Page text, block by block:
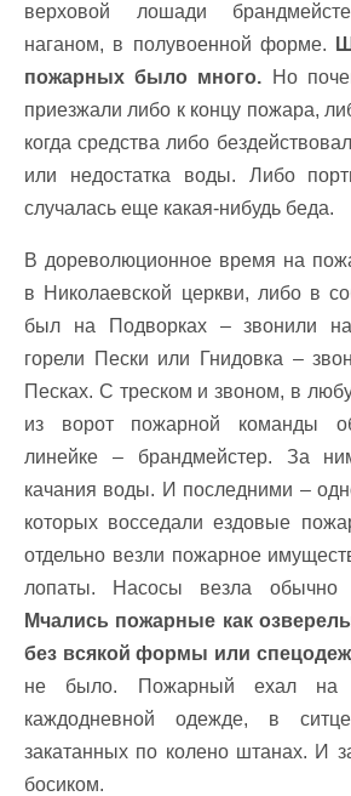
верховой лошади
наганом, в полувоенной форме.
пожарных было много. Но
приезжали либо к концу пожара,
когда средства либо
или недостатка воды. Либо
случалась еще какая-нибудь беда.
В дореволюционное время на
в Николаевской церкви, либо в
был на Подворках – звонили
горели Пески или Гнидовка –
Песках. С треском и звоном, в
из ворот пожарной команды
линейке – брандмейстер. За
качания воды. И последними –
которых восседали ездовые
отдельно везли пожарное
лопаты. Насосы везла обычно
Мчались пожарные как
без всякой формы или
не было. Пожарный ехал на
каждодневной одежде, в
закатанных по колено штанах. И
босиком.